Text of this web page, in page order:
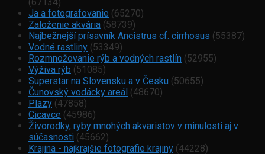
Ja a fotografovanie (65270)
Založenie akvária (58739)
Najbežnejší prísavník Ancistrus cf. cirrhosus (55387)
Vodné rastliny (53349)
Rozmnožovanie rýb a vodných rastlín (52955)
Výživa rýb (51085)
Superstar na Slovensku a v Česku (50655)
Čunovský vodácky areál (48670)
Plazy (47858)
Cicavce (45986)
Živorodky, ryby mnohých akvaristov v minulosti aj v
súčasnosti (45662)
Krajina - najkrajšie fotografie krajiny (44228)